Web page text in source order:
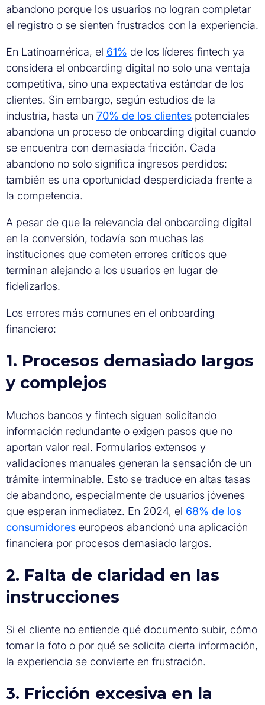
abandono porque los usuarios no logran completar
el registro o se sienten frustrados con la experiencia.
En Latinoamérica, el 61% de los líderes fintech ya
considera el onboarding digital no solo una ventaja
competitiva, sino una expectativa estándar de los
clientes. Sin embargo, según estudios de la
industria, hasta un 70% de los clientes potenciales
abandona un proceso de onboarding digital cuando
se encuentra con demasiada fricción. Cada
abandono no solo significa ingresos perdidos:
también es una oportunidad desperdiciada frente a
la competencia.
A pesar de que la relevancia del onboarding digital
en la conversión, todavía son muchas las
instituciones que cometen errores críticos que
terminan alejando a los usuarios en lugar de
fidelizarlos.
Los errores más comunes en el onboarding
financiero:
1. Procesos demasiado largos
y complejos
Muchos bancos y fintech siguen solicitando
información redundante o exigen pasos que no
aportan valor real. Formularios extensos y
validaciones manuales generan la sensación de un
trámite interminable. Esto se traduce en altas tasas
de abandono, especialmente de usuarios jóvenes
que esperan inmediatez. En 2024, el 68% de los
consumidores europeos abandonó una aplicación
financiera por procesos demasiado largos.
2. Falta de claridad en las
instrucciones
Si el cliente no entiende qué documento subir, cómo
tomar la foto o por qué se solicita cierta información,
la experiencia se convierte en frustración.
3. Fricción excesiva en la